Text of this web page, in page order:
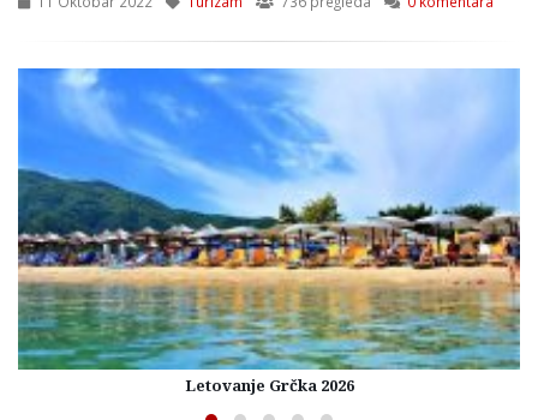
Letovanje Grčka 2026